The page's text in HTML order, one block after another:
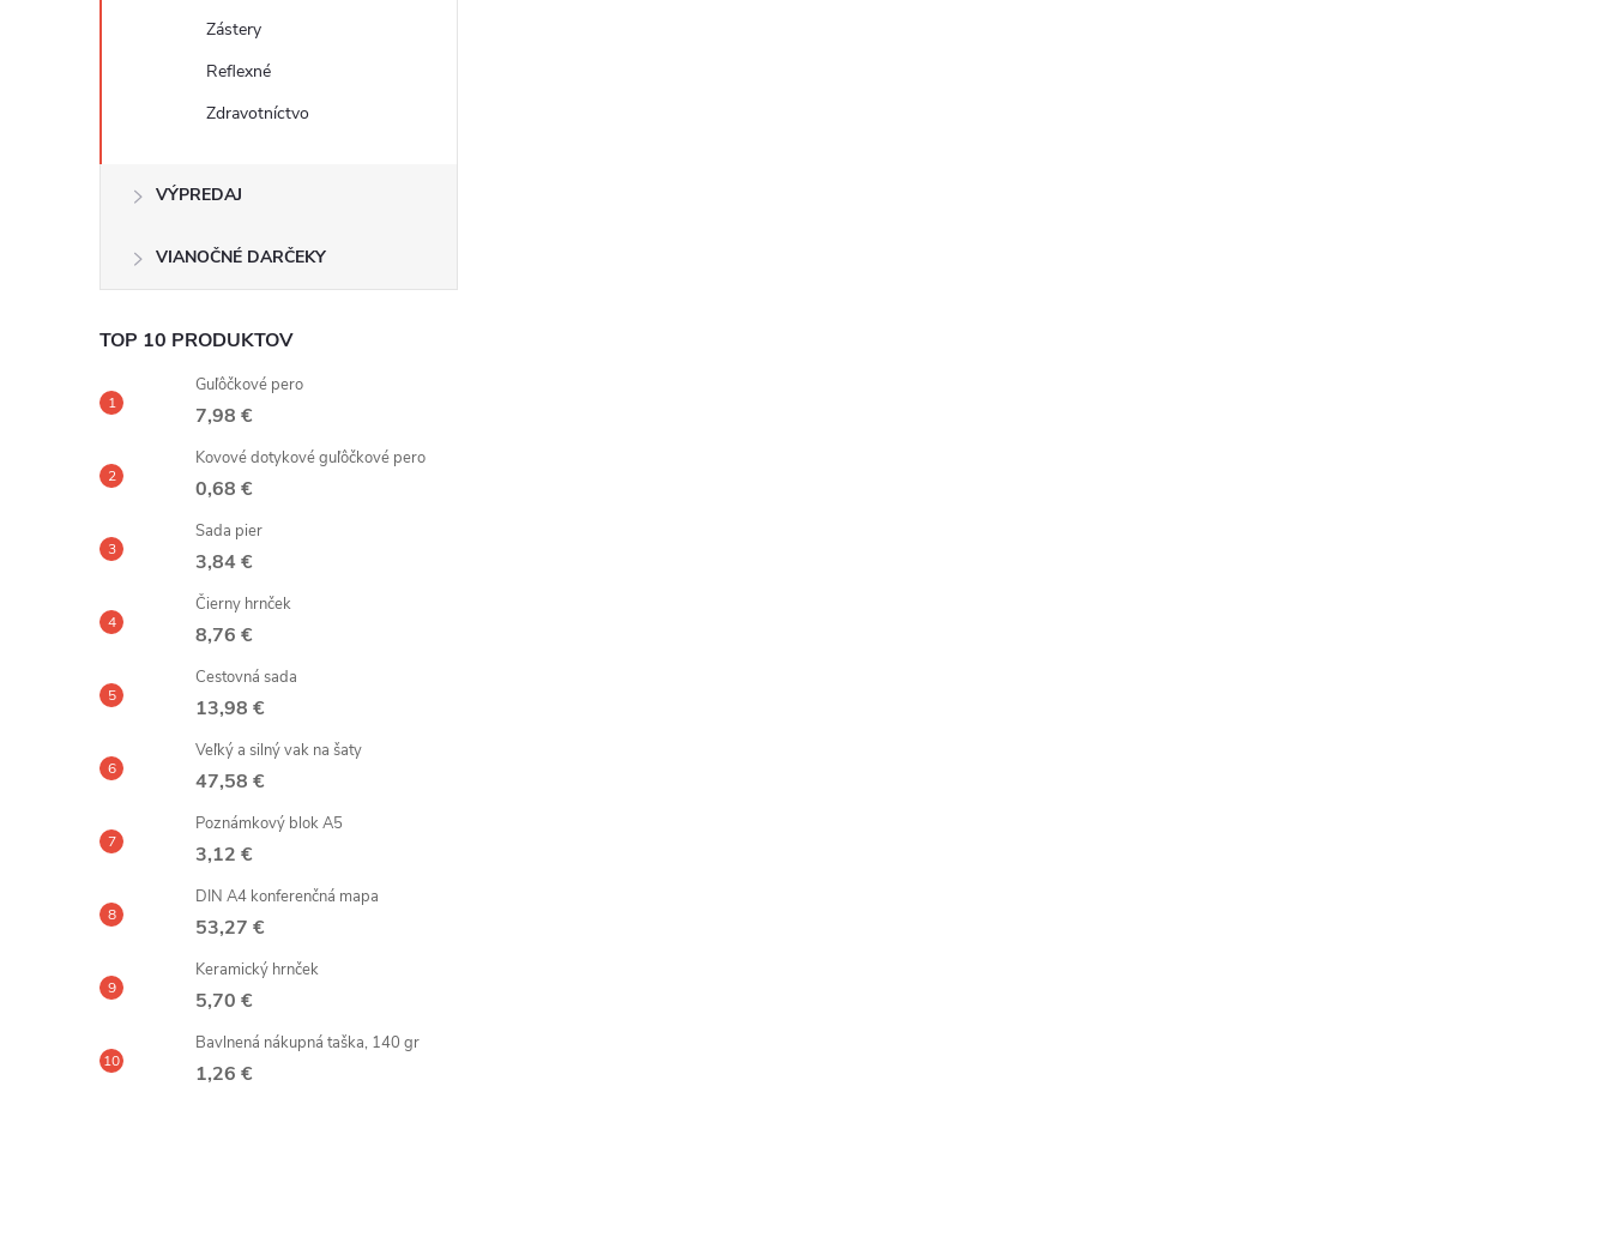
Zástery
Reflexné
Zdravotníctvo
VÝPREDAJ
VIANOČNÉ DARČEKY
TOP 10 PRODUKTOV
Guľôčkové pero
7,98 €
Kovové dotykové guľôčkové pero
0,68 €
Sada pier
3,84 €
Čierny hrnček
8,76 €
Cestovná sada
13,98 €
Veľký a silný vak na šaty
47,58 €
Poznámkový blok A5
3,12 €
DIN A4 konferenčná mapa
53,27 €
Keramický hrnček
5,70 €
Bavlnená nákupná taška, 140 gr
1,26 €